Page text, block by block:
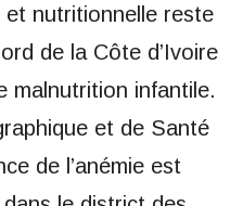
nutritionnelle reste
de la Côte d’Ivoire
malnutrition infantile.
et de Santé
de l’anémie est